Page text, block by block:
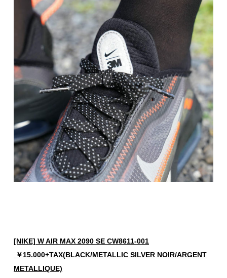
[NIKE] W AIR MAX 2090 SE CW8611-001
￥15.000+TAX(BLACK/METALLIC SILVER NOIR/ARGENT
METALLIQUE)